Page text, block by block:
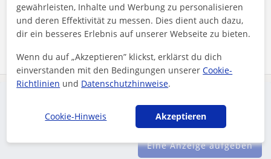
Mehr sehen Kontaktieren
Schalte eine Suchanzeige, damit Lehrkräfte dich finden
Eine Anzeige aufgeben
gewährleisten, Inhalte und Werbung zu personalisieren
und deren Effektivität zu messen. Dies dient auch dazu,
dir ein besseres Erlebnis auf unserer Webseite zu bieten.
Wenn du auf „Akzeptieren” klickst, erklärst du dich
einverstanden mit den Bedingungen unsererCookie-
Richtlinien und Datenschutzhinweise.
Cookie-Hinweis Akzeptieren